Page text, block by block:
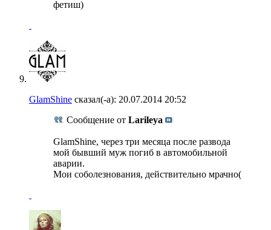
фетиш)
GlamShine сказал(-а): 20.07.2014 20:52
Сообщение от Larileya
GlamShine, через три месяца после развода
мой бывший муж погиб в автомобильной
аварии.
Мои соболезнования, действительно мрачно(